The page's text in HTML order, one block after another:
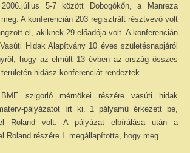
5-7 között Dobogókőn, a Manreza
A konferencián 203 regisztrált résztvevő volt
el, akiknek 29 előadója volt. A konferencián
Hidak Alapítvány 10 éves születésnapjáról
hogy az elmúlt 13 évben az ország összes
hidász konferenciát rendeztek.
szigorló mérnökei részére vasúti hidak
pályázatot írt ki. 1 pályamű érkezett be,
Roland volt. A pályázat elbírálása után a
Roland részére I. megállapította, hogy meg.